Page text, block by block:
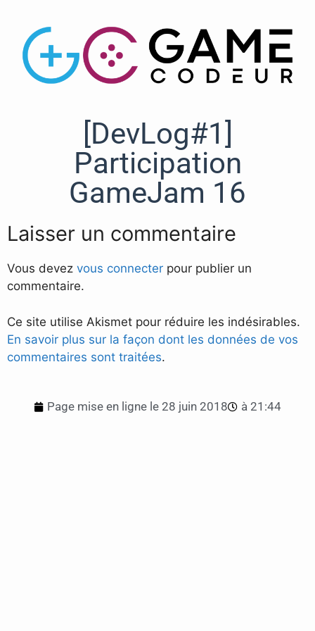
[DevLog#1]
Participation
GameJam 16
Laisser un commentaire
Vous devez vous connecter pour publier un
commentaire.
Ce site utilise Akismet pour réduire les indésirables.
En savoir plus sur la façon dont les données de vos
commentaires sont traitées.
Page mise en ligne le 28 juin 2018 à 21:44